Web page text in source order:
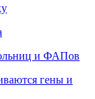
и ФАПов
гены и